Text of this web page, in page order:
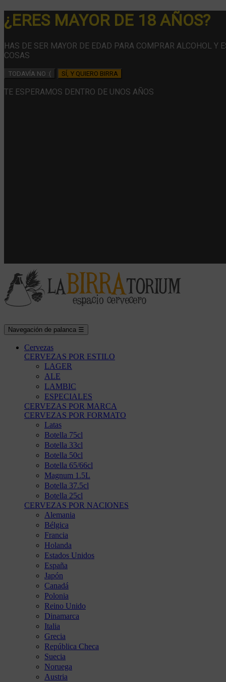
¿ERES MAYOR DE 18 AÑOS?
HAS DE SER MAYOR DE EDAD PARA COMPRAR ALCOHOL Y
COSAS
TODAVÍA NO :( SÍ, Y QUIERO BIRRA
TE ESPERAMOS DENTRO DE UNOS AÑOS
Navegación de palanca ☰
Cervezas
CERVEZAS POR ESTILO
LAGER
ALE
LAMBIC
ESPECIALES
CERVEZAS POR MARCA
CERVEZAS POR FORMATO
Latas
Botella 75cl
Botella 33cl
Botella 50cl
Botella 65/66cl
Magnum 1.5L
Botella 37.5cl
Botella 25cl
CERVEZAS POR NACIONES
Alemania
Bélgica
Francia
Holanda
Estados Unidos
España
Japón
Canadá
Polonia
Reino Unido
Dinamarca
Italia
Grecia
República Checa
Suecia
Noruega
Austria